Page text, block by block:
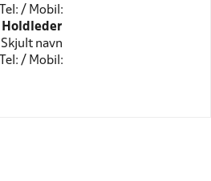
Tel: / Mobil:
Holdleder
Skjult navn
Tel: / Mobil: